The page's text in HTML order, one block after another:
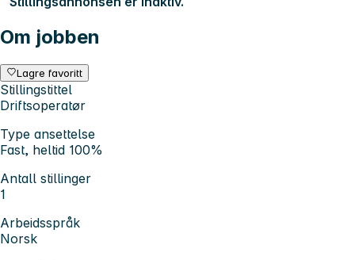
Om jobben
Lagre favoritt
Stillingstittel
Driftsoperatør
Type ansettelse
Fast, heltid 100%
Antall stillinger
1
Arbeidsspråk
Norsk